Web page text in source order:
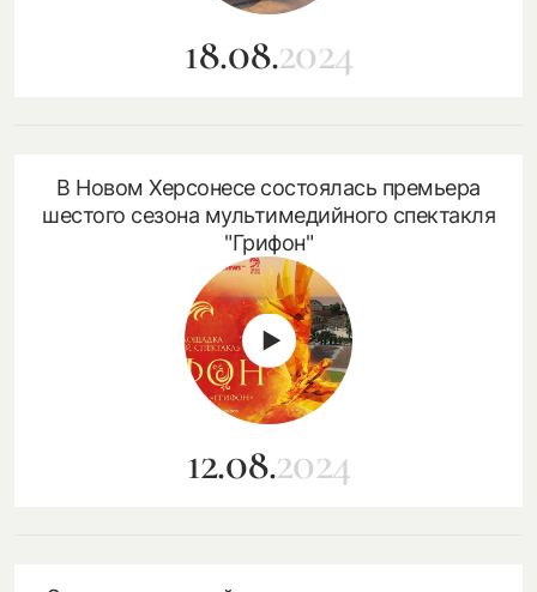
18.08.2024
В Новом Херсонесе состоялась премьера
шестого сезона мультимедийного спектакля
"Грифон"
12.08.2024